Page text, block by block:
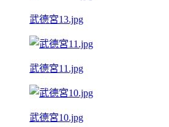
武德宮13.jpg
武德宮11.jpg
武德宮10.jpg